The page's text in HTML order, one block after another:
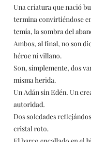
Una criatura que nació
termina convirtiéndose
temía, la sombra del
Ambos, al final, no son
héroe ni villano.
Son, simplemente, dos
misma herida.
Un Adán sin Edén. Un
autoridad.
Dos soledades
cristal roto.